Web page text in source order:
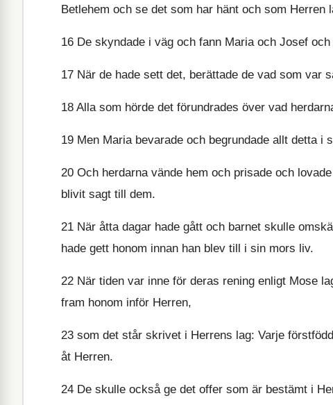
Betlehem och se det som har hänt och som Herren
16 De skyndade i väg och fann Maria och Josef
17 När de hade sett det, berättade de vad som var
18 Alla som hörde det förundrades över vad
19 Men Maria bevarade och begrundade allt detta i
20 Och herdarna vände hem och prisade och
blivit sagt till dem.
21 När åtta dagar hade gått och barnet skulle
hade gett honom innan han blev till i sin mors liv.
22 När tiden var inne för deras rening enligt Mose
fram honom inför Herren,
23 som det står skrivet i Herrens lag: Varje
åt Herren.
24 De skulle också ge det offer som är bestämt i